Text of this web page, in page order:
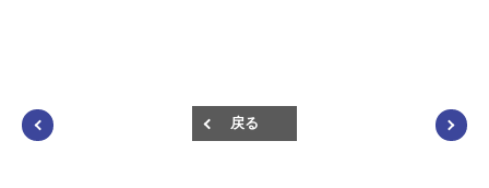
戻る